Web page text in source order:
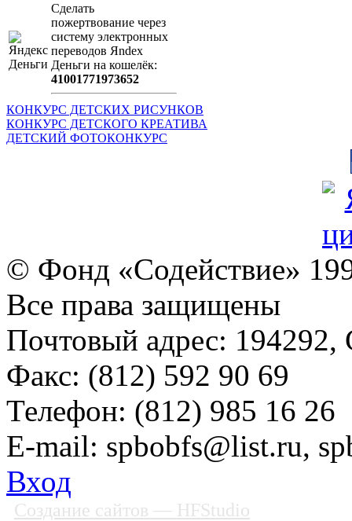
Сделать
пожертвование через
систeму элeктронных
пeрeводов Яndex
Деньги на кошeлёк:
41001771973652
КОНКУРС ДЕТСКИХ РИСУНКОВ
КОНКУРС ДЕТСКОГО КРЕАТИВА
ДЕТСКИЙ ФОТОКОНКУРС
© Фонд «Содействие»
Все права защищены
Почтовый адрес: 194292,
Факс: (812) 592 90 69
Телефон: (812) 985 16 26
E-mail: spbobfs@list.ru,
Вход
Создание сайтов — HFStudio